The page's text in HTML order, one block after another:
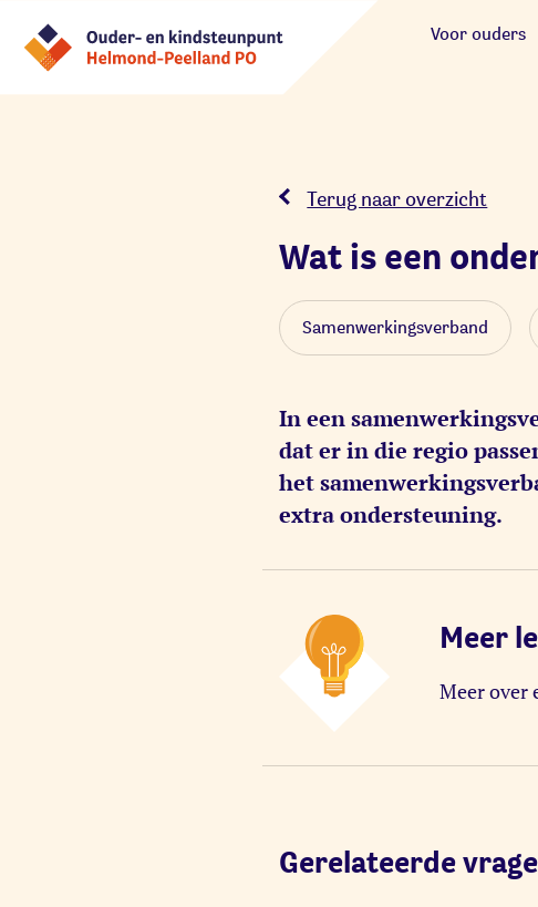
Voor ouders
Terug naar overzicht
Wat is een
Samenwerkingsverband
In een
dat er in die regio
het
extra ondersteuning.
Meer
Meer over
Gerelateerde